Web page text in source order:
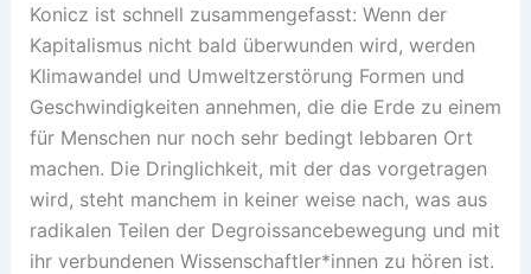
Konicz ist schnell zusammengefasst: Wenn der
Kapitalismus nicht bald überwunden wird, werden
Klimawandel und Umweltzerstörung Formen und
Geschwindigkeiten annehmen, die die Erde zu einem
für Menschen nur noch sehr bedingt lebbaren Ort
machen. Die Dringlichkeit, mit der das vorgetragen
wird, steht manchem in keiner weise nach, was aus
radikalen Teilen der Degroissancebewegung und mit
ihr verbundenen Wissenschaftler*innen zu hören ist.